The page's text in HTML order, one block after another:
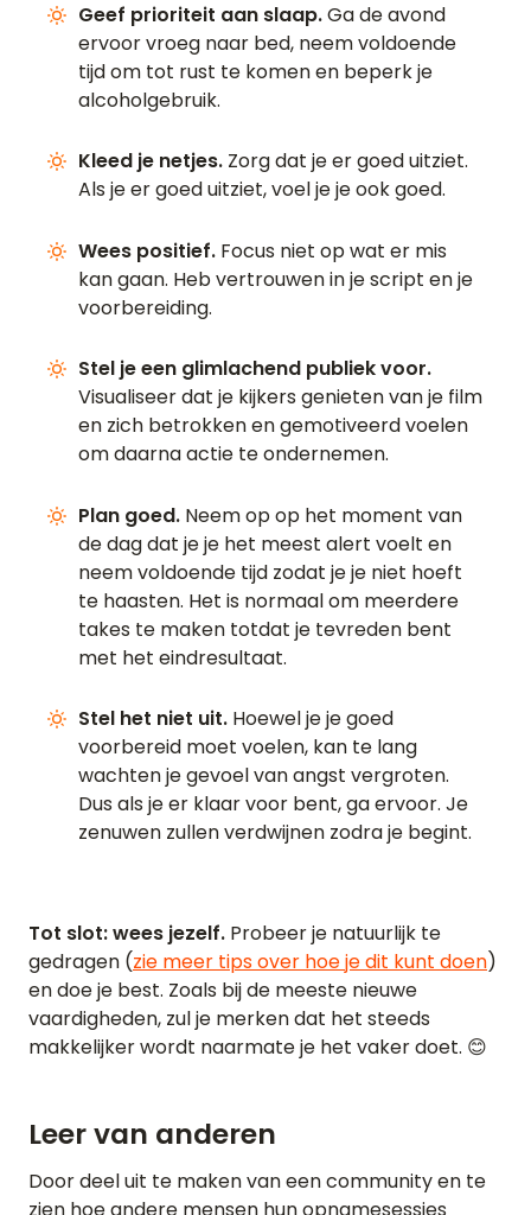
HOME
Geef prioriteit aan slaap.Ga de avond
ervoor vroeg naar bed, neem voldoende
tijd om tot rust te komen en beperk je
alcoholgebruik.
Kleed je netjes. Zorg dat je er goed uitziet.
Als je er goed uitziet, voel je je ook goed.
Wees positief. Focus niet op wat er mis
kan gaan. Heb vertrouwen in je script en je
voorbereiding.
Stel je een glimlachend publiek voor.
Visualiseer dat je kijkers genieten van je film
en zich betrokken en gemotiveerd voelen
om daarna actie te ondernemen.
Plan goed. Neem op op het moment van
de dag dat je je het meest alert voelt en
neem voldoende tijd zodat je je niet hoeft
te haasten. Het is normaal om meerdere
takes te maken totdat je tevreden bent
met het eindresultaat.
Stel het niet uit. Hoewel je je goed
voorbereid moet voelen, kan te lang
wachten je gevoel van angst vergroten.
Dus als je er klaar voor bent, ga ervoor. Je
zenuwen zullen verdwijnen zodra je begint.
Tot slot: wees jezelf. Probeer je natuurlijk te
gedragen (zie meer tips over hoe je dit kunt doen)
en doe je best. Zoals bij de meeste nieuwe
vaardigheden, zul je merken dat het steeds
makkelijker wordt naarmate je het vaker doet. 😊
Leer van anderen
Door deel uit te maken van een community en te
zien hoe andere mensen hun opnamesessies